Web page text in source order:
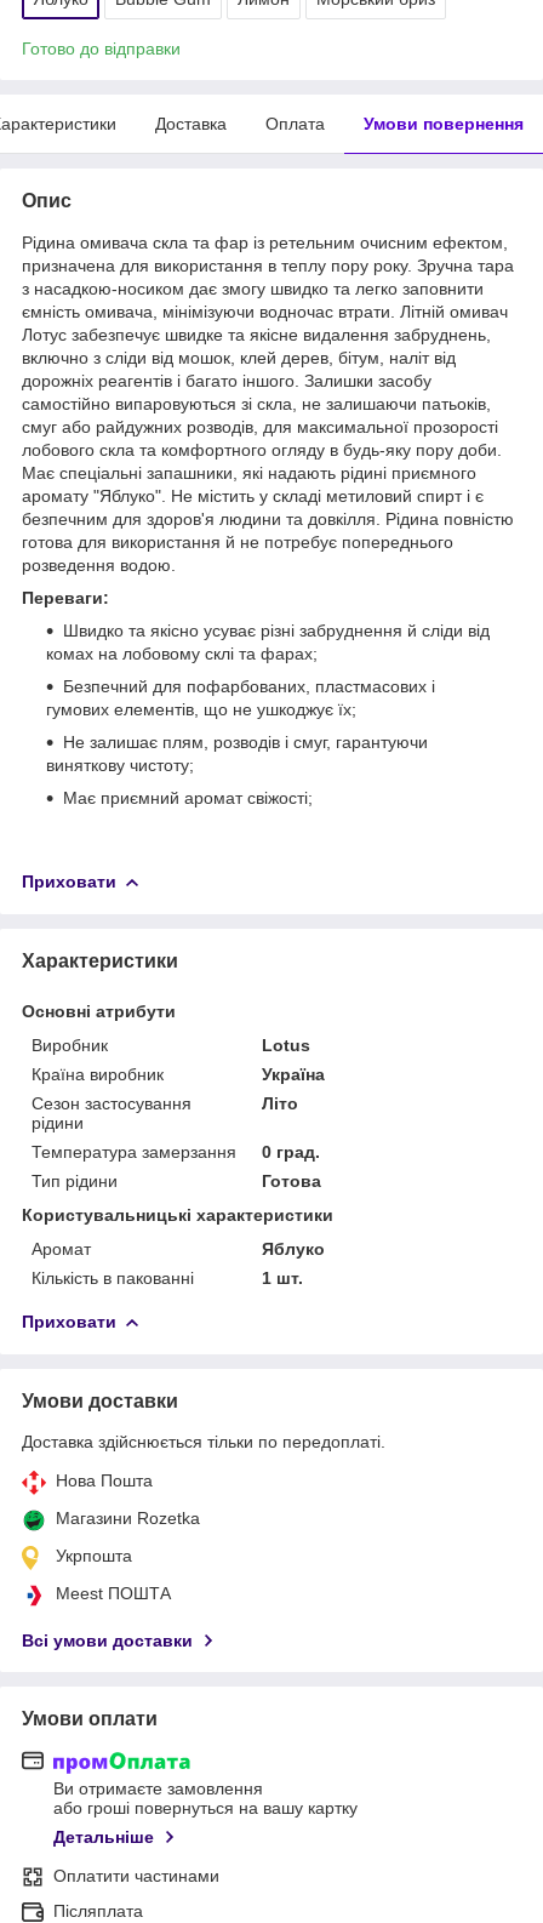
Готово до відправки
Доставка Оплата Умови повернення
Опис
Рідина омивача скла та фар із ретельним очисним ефектом,
призначена для використання в теплу пору року. Зручна тара
з насадкою-носиком дає змогу швидко та легко заповнити
ємність омивача, мінімізуючи водночас втрати. Літній омивач
Лотус забезпечує швидке та якісне видалення забруднень,
включно з сліди від мошок, клей дерев, бітум, наліт від
дорожніх реагентів і багато іншого. Залишки засобу
самостійно випаровуються зі скла, не залишаючи патьоків,
смуг або райдужних розводів, для максимальної прозорості
лобового скла та комфортного огляду в будь-яку пору доби.
Має спеціальні запашники, які надають рідині приємного
аромату "Яблуко". Не містить у складі метиловий спирт і є
безпечним для здоров'я людини та довкілля. Рідина повністю
готова для використання й не потребує попереднього
розведення водою.
Переваги:
Швидко та якісно усуває різні забруднення й сліди від
комах на лобовому склі та фарах;
Безпечний для пофарбованих, пластмасових і
гумових елементів, що не ушкоджує їх;
Не залишає плям, розводів і смуг, гарантуючи
виняткову чистоту;
Має приємний аромат свіжості;
Приховати
Характеристики
Основні атрибути
Виробник
Lotus
Країна виробник
Україна
Сезон застосування
рідини
Літо
Температура замерзання
0 град.
Тип рідини
Готова
Користувальницькі характеристики
Аромат
Яблуко
Кількість в пакованні
1 шт.
Приховати
Умови доставки
Доставка здійснюється тільки по передоплаті.
Нова Пошта
Магазини Rozetka
Укрпошта
Meest ПОШТА
Всі умови доставки
Умови оплати
Ви отримаєте замовлення
або гроші повернуться на вашу картку
Детальніше
Оплатити частинами
Післяплата